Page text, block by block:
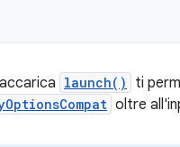
launch()
ti
oltre